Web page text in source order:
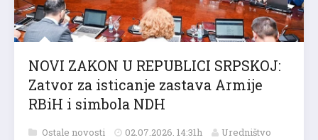
NOVI ZAKON U REPUBLICI SRPSKOJ:
Zatvor za isticanje zastava Armije
RBiH i simbola NDH
Ostale novosti 02.07.2026. 14:31h Uredništvo